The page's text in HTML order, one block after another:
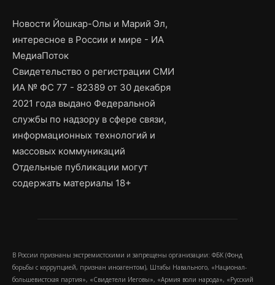
Новости Йошкар-Олы и Марий Эл,
интересное в России и мире - ИА
МедиаПоток
Свидетельство о регистрации СМИ
ИА № ФС 77 - 82389 от 30 декабря
2021 года выдано Федеральной
службы по надзору в сфере связи,
информационных технологий и
массовых коммуникаций
Отдельные публикации могут
содержать материалы 18+
В России признаны экстремистскими и запрещены организации: ФБК (Фонд
борьбы с коррупцией, признан иноагентом), Штабы Навального, «Национал-
большевистская партия», «Свидетели Иеговы», «Армия воли народа», «Русский